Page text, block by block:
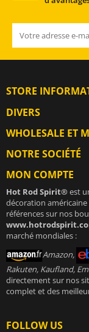
STORE
DIVERS
WHOLESALE ET
NOTRE SOCIÉTÉ
MON COMPTE
Hot Rod Spirit®est
décoration
références sur nos
marché mondiales :
Amazon,
Rakuten, Kaufland,
directement sur nos
complet et des
FOLLOW US